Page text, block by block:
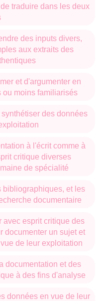
traduire dans les deux
des inputs divers,
aux extraits des
et d'argumenter en
ou moins familiarisés
des données
à l'écrit comme à
critique diverses
de spécialité
bibliographiques, et les
documentaire
avec esprit critique des
documenter un sujet et
de leur exploitation
documentation et des
à des fins d'analyse
données en vue de leur